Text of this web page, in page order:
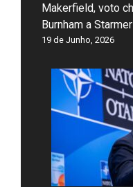
Makerfield, voto
Burnham a Starmer
19 de Junho, 2026